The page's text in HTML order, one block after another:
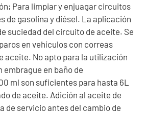
Para limpiar y enjuagar circuitos
de gasolina y diésel. La aplicación
suciedad del circuito de aceite. Se
en vehículos con correas
aceite. No apto para la utilización
en baño de
ml son suficientes para hasta 6L
de aceite. Adición al aceite de
de servicio antes del cambio de